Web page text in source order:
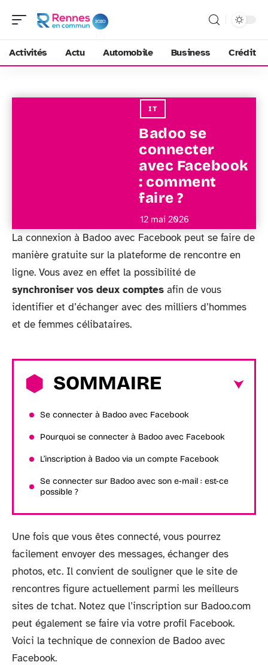
Activités Actu Automobile Business Crédit
IT
Badoo se
connecter
avec Facebook
: comment
faire ?
12 mai 2026
La connexion à Badoo avec Facebook peut se faire de
manière gratuite sur la plateforme de rencontre en
ligne. Vous avez en effet la possibilité de
synchroniser vos deux comptes afin de vous
identifier et d’échanger avec des milliers d’hommes
et de femmes célibataires.
SOMMAIRE
Se connecter à Badoo avec Facebook
Pourquoi se connecter à Badoo avec Facebook
L’inscription à Badoo via un compte Facebook
Se connecter sur Badoo avec son e-mail : est-ce
possible ?
Une fois que vous êtes connecté, vous pourrez
facilement envoyer des messages, échanger des
photos, etc. Il convient de souligner que le site de
rencontres figure actuellement parmi les meilleurs
sites de tchat. Notez que l’inscription sur Badoo.com
peut également se faire via votre profil Facebook.
Voici la technique de connexion de Badoo avec
Facebook.